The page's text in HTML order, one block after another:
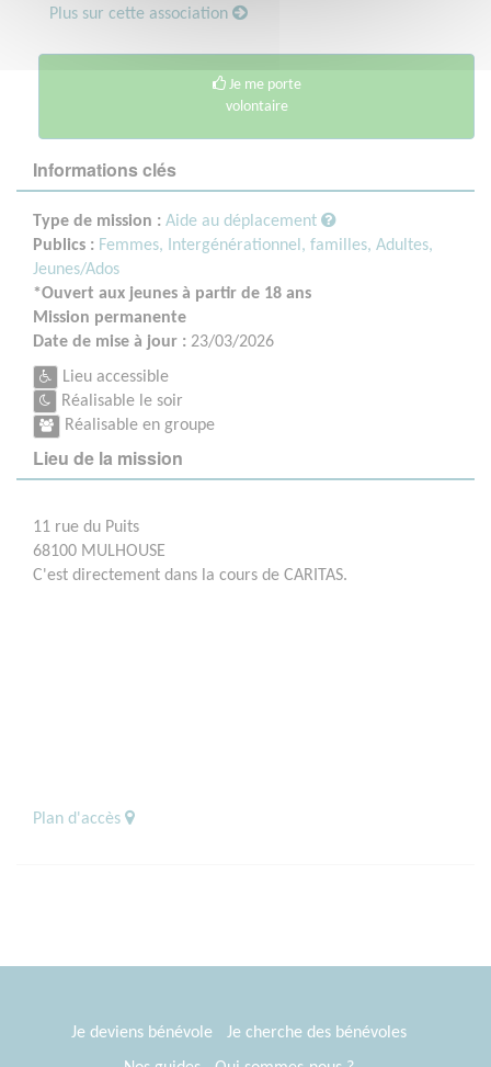
Plus sur cette association
Je me porte
volontaire
Informations clés
Type de mission : Aide au déplacement
Publics : Femmes, Intergénérationnel, familles, Adultes,
Jeunes/Ados
*Ouvert aux jeunes à partir de 18 ans
Mission permanente
Date de mise à jour : 23/03/2026
Lieu accessible
Réalisable le soir
Réalisable en groupe
Lieu de la mission
11 rue du Puits
68100 MULHOUSE
C'est directement dans la cours de CARITAS.
Plan d'accès
Je deviens bénévole
Je cherche des bénévoles